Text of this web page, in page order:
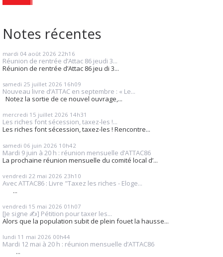
Notes récentes
mardi 04 août 2026 22h16
Réunion de rentrée d’Attac 86 jeudi 3...
Réunion de rentrée d’Attac 86 jeu di 3...
samedi 25 juillet 2026 16h09
Nouveau livre d’ATTAC en septembre : « Le...
Notez la sortie de ce nouvel ouvrage,...
mercredi 15 juillet 2026 14h31
Les riches font sécession, taxez-les !...
Les riches font sécession, taxez-les ! Rencontre...
samedi 06 juin 2026 10h42
Mardi 9 juin à 20 h : réunion mensuelle d’ATTAC86
La prochaine réunion mensuelle du comité local d’...
vendredi 22 mai 2026 23h10
Avec ATTAC86 : Livre "Taxez les riches - Eloge...
...
vendredi 15 mai 2026 01h07
[Je signe ✍️] Pétition pour taxer les...
Alors que la population subit de plein fouet la hausse...
lundi 11 mai 2026 00h44
Mardi 12 mai à 20 h : réunion mensuelle d’ATTAC86
...